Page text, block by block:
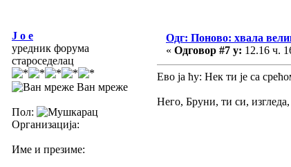
J o e
уредник форума
староседелац
Ван мреже
Пол:
Организација:
Име и презиме:
Одг: Поново: хвала
« Одговор #7 у: 12.16 ч.
Ево ја ћу: Нек ти је са
Него, Бруни, ти си,